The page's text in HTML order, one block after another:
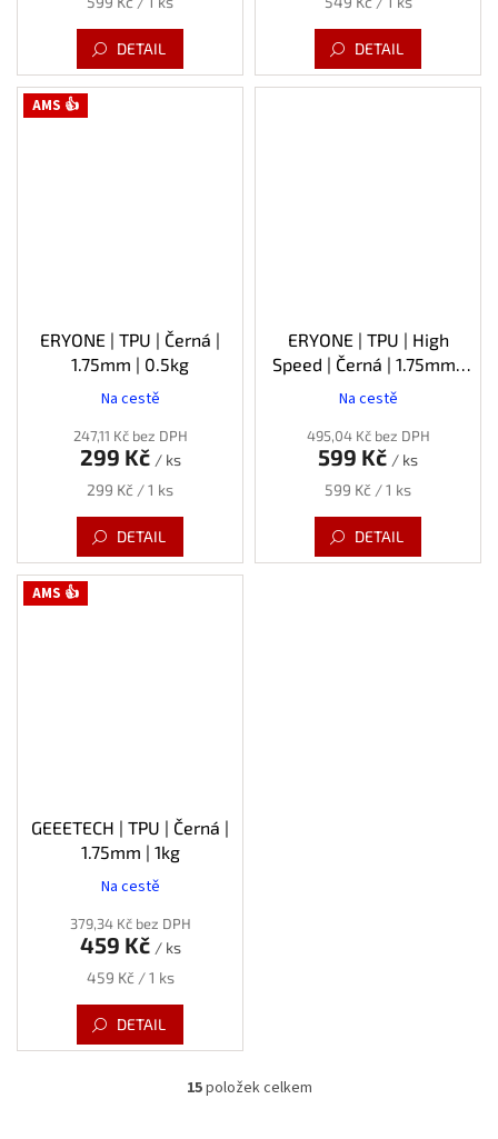
DETAIL DETAIL
AMS 👍
ERYONE | TPU | Černá |
1.75mm | 0.5kg
produktu
hvězdiček.
Na cestě
247,11 Kč bez DPH
299 Kč / ks
Měrná
299 Kč / 1 ks
DETAIL
ERYONE | TPU | High
Speed | Černá | 1.75mm |
Na cestě
495,04 Kč bez DPH
599 Kč / ks
Měrná
599 Kč / 1 ks
DETAIL
AMS 👍
GEEETECH | TPU | Černá |
1.75mm | 1kg
Na cestě
379,34 Kč bez DPH
459 Kč / ks
Měrná
459 Kč / 1 ks
DETAIL
O
15položek celkem